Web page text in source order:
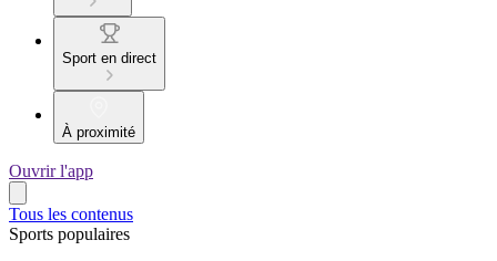
Sport en direct
À proximité
Ouvrir l'app
Tous les contenus
Sports populaires